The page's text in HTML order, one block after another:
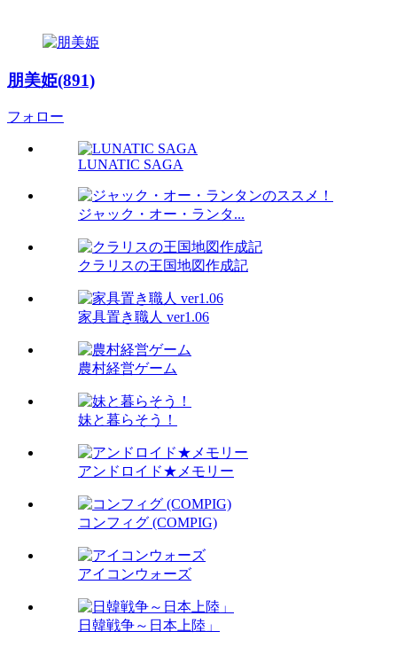
朋美姫(891)
フォロー
LUNATIC SAGA
ジャック・オー・ランタ...
クラリスの王国地図作成記
家具置き職人 ver1.06
農村経営ゲーム
妹と暮らそう！
アンドロイド★メモリー
コンフィグ (COMPIG)
アイコンウォーズ
日韓戦争～日本上陸」